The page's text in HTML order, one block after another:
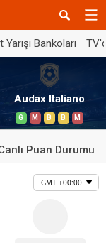
Yarışı Bankoları
Audax Italiano
G M B B M
Puan Durumu
GMT +00:00